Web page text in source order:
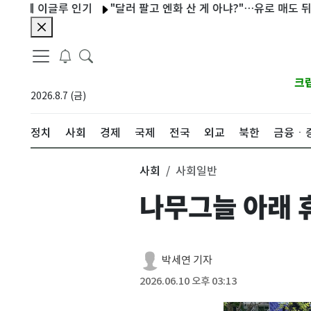
글루 인기 "달러 팔고 엔화 산 게 아냐?"…유로 매도 뒤늦게
2026.8.7 (금)
크
정치 사회 경제 국제 전국 외교 북한 금융ㆍ
사회 사회일반
나무그늘 아래
박세연 기자
2026.06.10 오후 03:13